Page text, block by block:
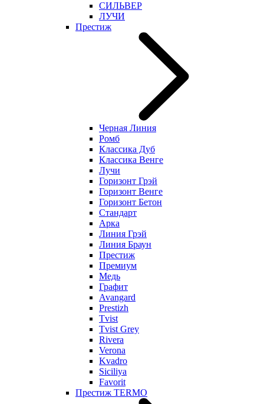
СИЛЬВЕР
ЛУЧИ
Престиж
Черная Линия
Ромб
Классика Дуб
Классика Венге
Лучи
Горизонт Грэй
Горизонт Венге
Горизонт Бетон
Стандарт
Арка
Линия Грэй
Линия Браун
Престиж
Премиум
Медь
Графит
Avangard
Prestizh
Tvist
Tvist Grey
Rivera
Verona
Kvadro
Siciliya
Favorit
Престиж TERMO